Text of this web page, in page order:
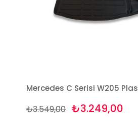
₺3.249,00
₺3.549,00